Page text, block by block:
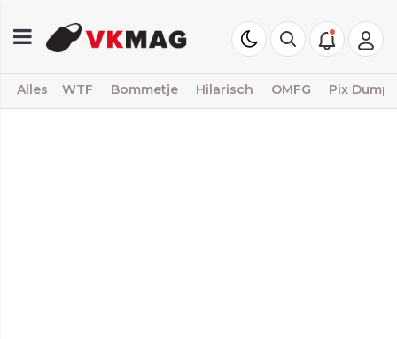
Alles WTF Bommetje Hilarisch OMFG Pix Dump